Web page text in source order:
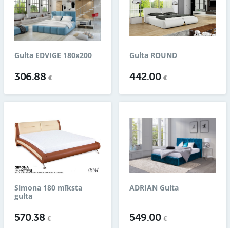
Gulta EDVIGE 180x200
306.88€
Gulta ROUND
442.00€
Simona 180 mīksta
gulta
570.38€
ADRIAN Gulta
549.00€